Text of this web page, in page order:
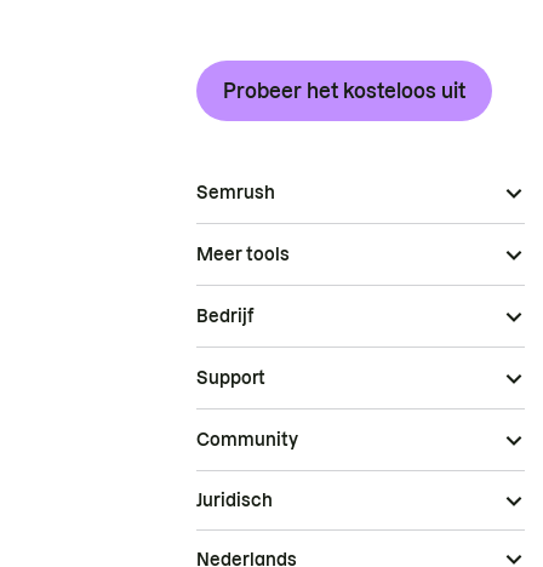
Probeer het kosteloos uit
Semrush
Meer tools
Bedrijf
Support
Community
Juridisch
Nederlands